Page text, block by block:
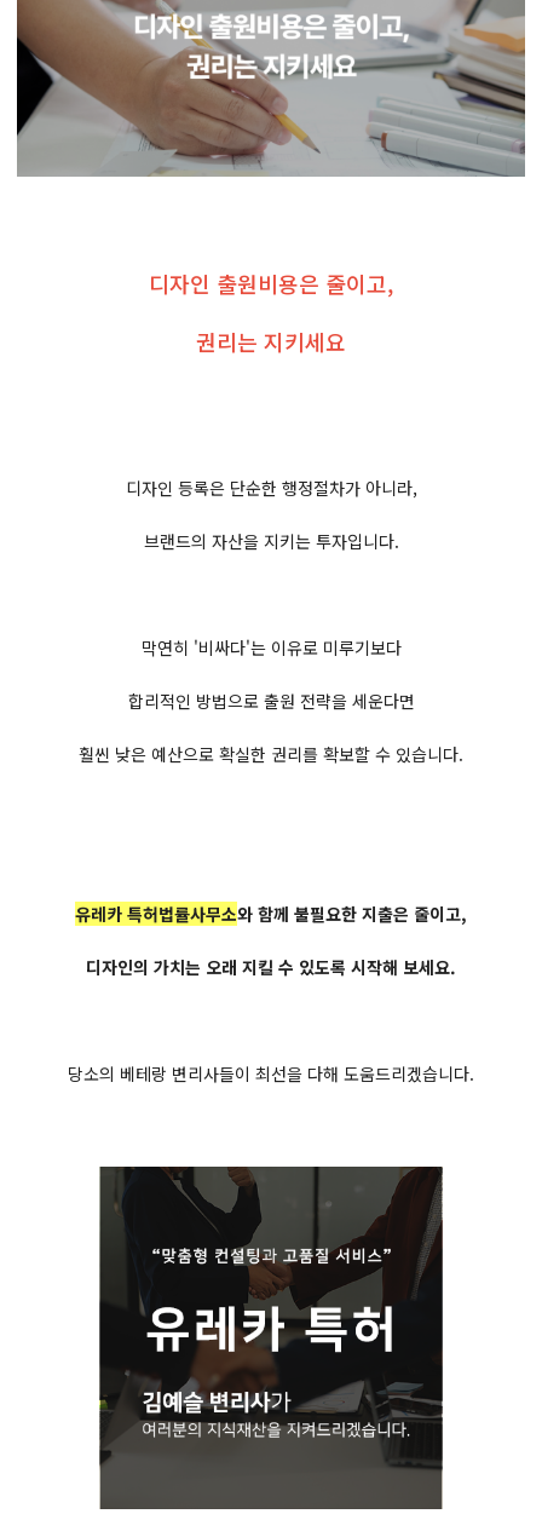
디자인 출원비용은 줄이고,
권리는 지키세요
디자인 등록은 단순한 행정절차가 아니라,
브랜드의 자산을 지키는 투자입니다.
막연히 '비싸다'는 이유로 미루기보다
합리적인 방법으로 출원 전략을 세운다면
훨씬 낮은 예산으로 확실한 권리를 확보할 수 있습니다.
유레카 특허법률사무소와 함께 불필요한 지출은 줄이고,
디자인의 가치는 오래 지킬 수 있도록 시작해 보세요.
당소의 베테랑 변리사들이 최선을 다해 도움드리겠습니다.